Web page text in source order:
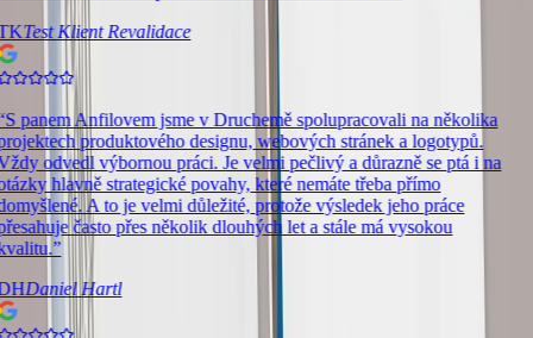
Test Klient Revalidace
S panem Anfilovem jsme v Druchemě spolupracovali na několika
produktového designu, webových stránek a logotypů.
odvedl výbornou práci. Je velmi pečlivý a důrazně se ptá i na
hlavně strategické povahy, které nemáte třeba přímo
A to je velmi důležité, protože výsledek jeho práce
často přes několik dlouhých let a stále má vysokou
”
Daniel Hartl